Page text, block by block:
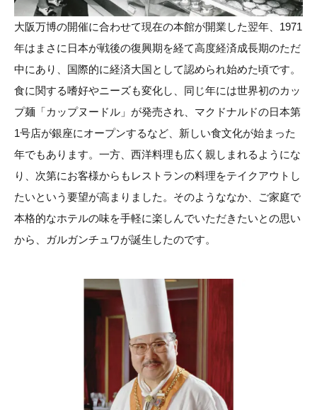
大阪万博の開催に合わせて現在の本館が開業した翌年、1971
年はまさに日本が戦後の復興期を経て高度経済成長期のただ
中にあり、国際的に経済大国として認められ始めた頃です。
食に関する嗜好やニーズも変化し、同じ年には世界初のカッ
プ麺「カップヌードル」が発売され、マクドナルドの日本第
1号店が銀座にオープンするなど、新しい食文化が始まった
年でもあります。一方、西洋料理も広く親しまれるようにな
り、次第にお客様からもレストランの料理をテイクアウトし
たいという要望が高まりました。そのようななか、ご家庭で
本格的なホテルの味を手軽に楽しんでいただきたいとの思い
から、ガルガンチュワが誕生したのです。